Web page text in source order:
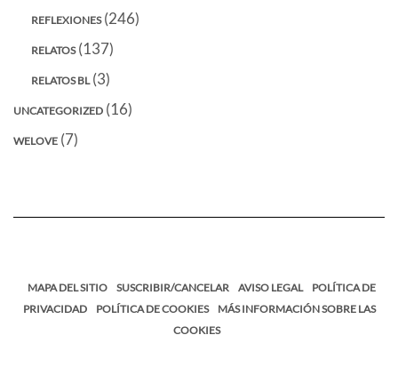
REFLEXIONES(246)
RELATOS(137)
RELATOS BL(3)
UNCATEGORIZED (16)
WELOVE (7)
MAPA DEL SITIO SUSCRIBIR/CANCELAR AVISO LEGAL
POLÍTICA DE
PRIVACIDAD
POLÍTICA DE COOKIES
MÁS INFORMACIÓN SOBRE LAS
COOKIES